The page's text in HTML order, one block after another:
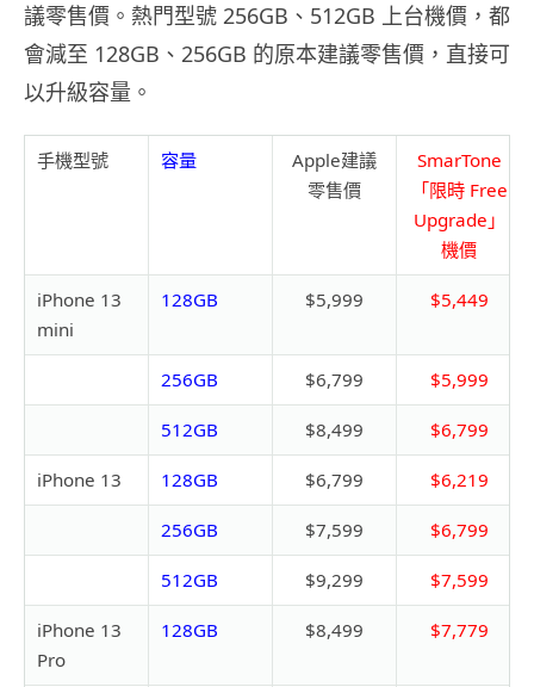
議零售價。熱門型號 256GB、512GB 上台機價，都
會減至 128GB、256GB 的原本建議零售價，直接可
以升級容量。
手機型號 容量 Apple建議
零售價
SmarTone
「限時Free
Upgrade 」
機價
iPhone 13
mini
128GB $5,999 $5,449
256GB $6,799 $5,999
512GB $8,499 $6,799
iPhone 13 128GB $6,799 $6,219
256GB $7,599 $6,799
512GB $9,299 $7,599
iPhone 13
Pro
128GB $8,499 $7,779